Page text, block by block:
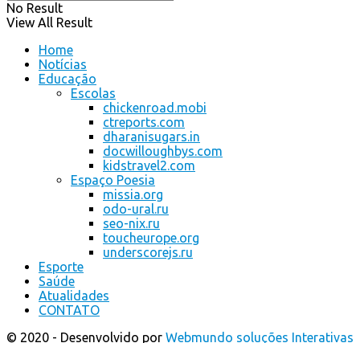
No Result
View All Result
Home
Notícias
Educação
Escolas
chickenroad.mobi
ctreports.com
dharanisugars.in
docwilloughbys.com
kidstravel2.com
Espaço Poesia
missia.org
odo-ural.ru
seo-nix.ru
toucheurope.org
underscorejs.ru
Esporte
Saúde
Atualidades
CONTATO
© 2020 - Desenvolvido por Webmundo soluções Interativas